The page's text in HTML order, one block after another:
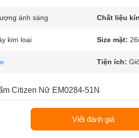
ánh sáng Chất liệu
kim loại Size mặt:
Tiện ích:
Citizen Nữ EM0284-51N
Viết đánh giá